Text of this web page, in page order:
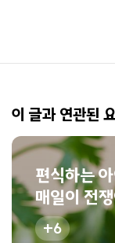
이 글과 연관된
편식하는
매일이 전
6